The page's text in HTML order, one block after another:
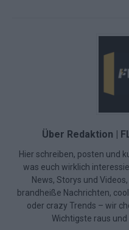
Über Redaktion |
Hier schreiben, posten und
was euch wirklich
News, Storys und
brandheiße Nachrichten,
oder crazy Trends – wir
Wichtigste raus und